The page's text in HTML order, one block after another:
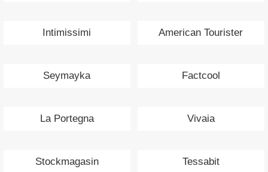
Intimissimi American Tourister
Seymayka Factcool
La Portegna Vivaia
Stockmagasin Tessabit